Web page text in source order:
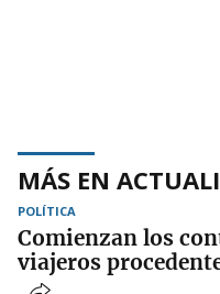
MÁS EN
POLÍTICA
Comienzan los
viajeros